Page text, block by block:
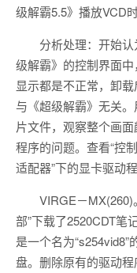
级解霸5.5》播放VCD
分析处理：开始
级解霸》的控制界面
显示都是不正常，卸
与《超级解霸》无关
片文件，观察整个画
程序的问题。查看“控
适配器”下的显卡驱动
VIRGE－MX(260)
部”下载了2520CDT笔
是一个名为
盘。删除原有的驱动